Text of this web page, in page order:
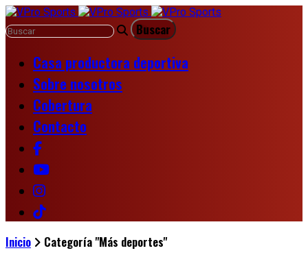
Casa productora deportiva
Sobre nosotros
Cobertura
Contacto
Inicio Categoría "Más deportes"